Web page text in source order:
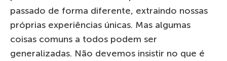
passado de forma diferente, extraindo nossas
próprias experiências únicas. Mas algumas
coisas comuns a todos podem ser
generalizadas. Não devemos insistir no que é